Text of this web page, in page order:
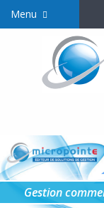
Menu
Gestion